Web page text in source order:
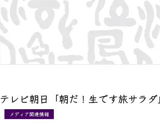
テレビ朝日「朝だ！生です旅サラ
メディア関連情報